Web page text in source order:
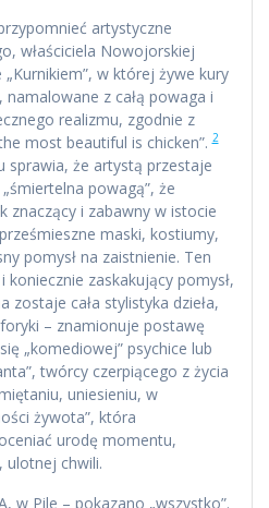
artystyczne
właściciela Nowojorskiej
w której żywe kury
namalowane z całą powaga i
realizmu, zgodnie z
most beautiful is chicken”. 2
sprawia, że artystą przestaje
powagą”, że
znaczący i zabawny w istocie
maski, kostiumy,
pomysł na zaistnienie. Ten
zaskakujący pomysł,
cała stylistyka dzieła,
– znamionuje postawę
„komediowej” psychice lub
twórcy czerpiącego z życia
uniesieniu, w
żywota”, która
urodę momentu,
ulotnej chwili.
w Pile – pokazano „wszystko”.